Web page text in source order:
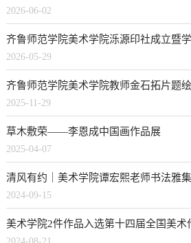
2026-06-02
2026-05-29
齐鲁师范学院美术学院教师金石拓片题
2025-11-29
草木敷荣——李恩成中国画作品展
2025-04-07
清风有约｜美术学院谭宏熙老师书法雅
2024-09-15
美术学院2件作品入选第十四届全国美术